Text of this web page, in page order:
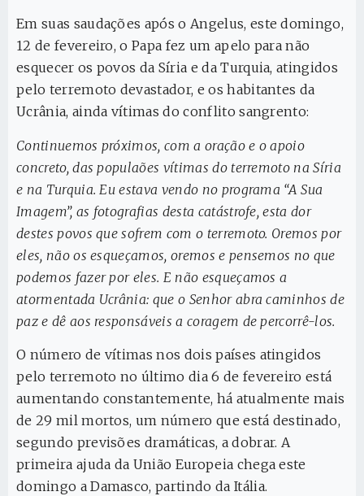
Em suas saudações após o Angelus, este domingo,
12 de fevereiro, o Papa fez um apelo para não
esquecer os povos da Síria e da Turquia, atingidos
pelo terremoto devastador, e os habitantes da
Ucrânia, ainda vítimas do conflito sangrento:
Continuemos próximos, com a oração e o apoio
concreto, das populaões vítimas do terremoto na Síria
e na Turquia. Eu estava vendo no programa “A Sua
Imagem”, as fotografias desta catástrofe, esta dor
destes povos que sofrem com o terremoto. Oremos por
eles, não os esqueçamos, oremos e pensemos no que
podemos fazer por eles. E não esqueçamos a
atormentada Ucrânia: que o Senhor abra caminhos de
paz e dê aos responsáveis a coragem de percorrê-los.
O número de vítimas nos dois países atingidos
pelo terremoto no último dia 6 de fevereiro está
aumentando constantemente, há atualmente mais
de 29 mil mortos, um número que está destinado,
segundo previsões dramáticas, a dobrar. A
primeira ajuda da União Europeia chega este
domingo a Damasco, partindo da Itália.